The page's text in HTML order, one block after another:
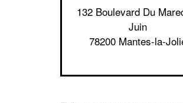
132 Boulevard Du
Juin
78200 Mantes-la-